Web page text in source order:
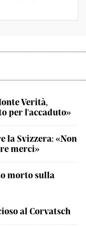
Verità,
per l'accaduto»
la Svizzera: «Non
merci»
morto sulla
al Corvatsch